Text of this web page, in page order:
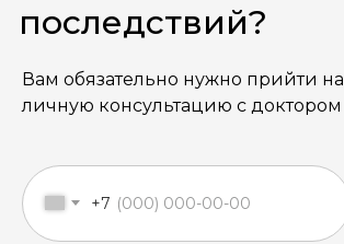
последствий?
Вам обязательно нужно прийти на
личную консультацию с доктором
+7